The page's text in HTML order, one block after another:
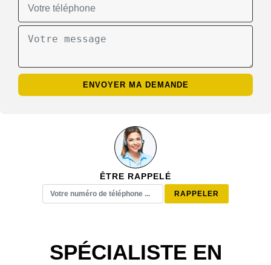
ÊTRE RAPPELÉ
SPÉCIALISTE EN